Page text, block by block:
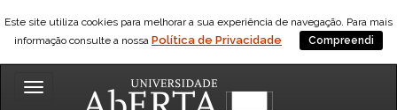
Este site utiliza cookies para melhorar a sua experiência de navegação. Para mais
informação consulte a nossa Política de Privacidade Compreendi
Toggle